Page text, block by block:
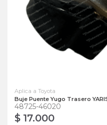
Aplica a Toyota
Buje Puente Yugo Trasero
48725-46020
$ 17.000